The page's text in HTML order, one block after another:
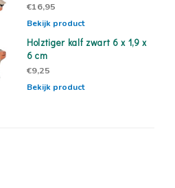
€16,95
Bekijk product
Holztiger kalf zwart 6 x 1,9 x
6 cm
€9,25
Bekijk product